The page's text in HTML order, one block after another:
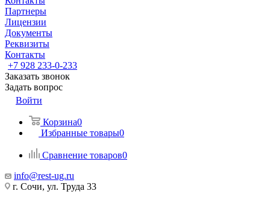
Партнеры
Лицензии
Документы
Реквизиты
Контакты
+7 928 233-0-233
Заказать звонок
Задать вопрос
Войти
Корзина0
Избранные товары0
Сравнение товаров0
info@rest-ug.ru
г. Сочи, ул. Труда 33